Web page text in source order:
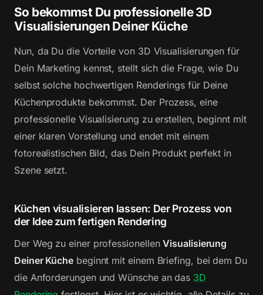
So bekommst Du professionelle 3D
Visualisierungen Deiner Küche
Nun, da Du die Vorteile von 3D Visualisierungen für
Dein Marketing kennst, stellt sich die Frage, wie Du
selbst solche hochwertigen Renderings für Deine
Küchenprodukte bekommst. Der Prozess, eine
professionelle Visualisierung zu erstellen, beginnt mit
einer klaren Vorstellung und endet mit einem
fotorealistischen Bild, das Dein Produkt perfekt in
Szene setzt.
Küchen visualisieren lassen: Der Prozess von
der Idee zum fertigen Rendering
Der Weg zu einer professionellenVisualisierung
Deiner Küche beginnt mit einem Briefing, bei dem Du
die Anforderungen und Wünsche an das 3D